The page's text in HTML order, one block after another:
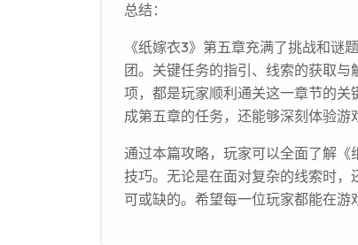
总结：
《纸嫁衣3》第五章充满了挑战和谜
团。关键任务的指引、线索的获取
项，都是玩家顺利通关这一章节的
成第五章的任务，还能够深刻体验游
通过本篇攻略，玩家可以全面了解
技巧。无论是在面对复杂的线索时
可或缺的。希望每一位玩家都能在游